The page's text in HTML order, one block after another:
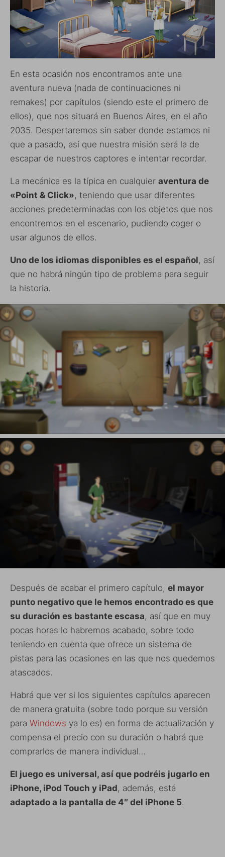
En esta ocasión nos encontramos ante una
aventura nueva (nada de continuaciones ni
remakes) por capítulos (siendo este el primero de
ellos), que nos situará en Buenos Aires, en el año
2035. Despertaremos sin saber donde estamos ni
que a pasado, así que nuestra misión será la de
escapar de nuestros captores e intentar recordar.
La mecánica es la típica en cualquier aventura de
«Point & Click», teniendo que usar diferentes
acciones predeterminadas con los objetos que nos
encontremos en el escenario, pudiendo coger o
usar algunos de ellos.
Uno de los idiomas disponibles es el español, así
que no habrá ningún tipo de problema para seguir
la historia.
Después de acabar el primero capítulo, el mayor
punto negativo que le hemos encontrado es que
su duración es bastante escasa, así que en muy
pocas horas lo habremos acabado, sobre todo
teniendo en cuenta que ofrece un sistema de
pistas para las ocasiones en las que nos quedemos
atascados.
Habrá que ver si los siguientes capítulos aparecen
de manera gratuita (sobre todo porque su versión
para Windows ya lo es) en forma de actualización y
compensa el precio con su duración o habrá que
comprarlos de manera individual…
El juego es universal, así que podréis jugarlo en
iPhone, iPod Touch y iPad, además, está
adaptado a la pantalla de 4″ del iPhone 5.